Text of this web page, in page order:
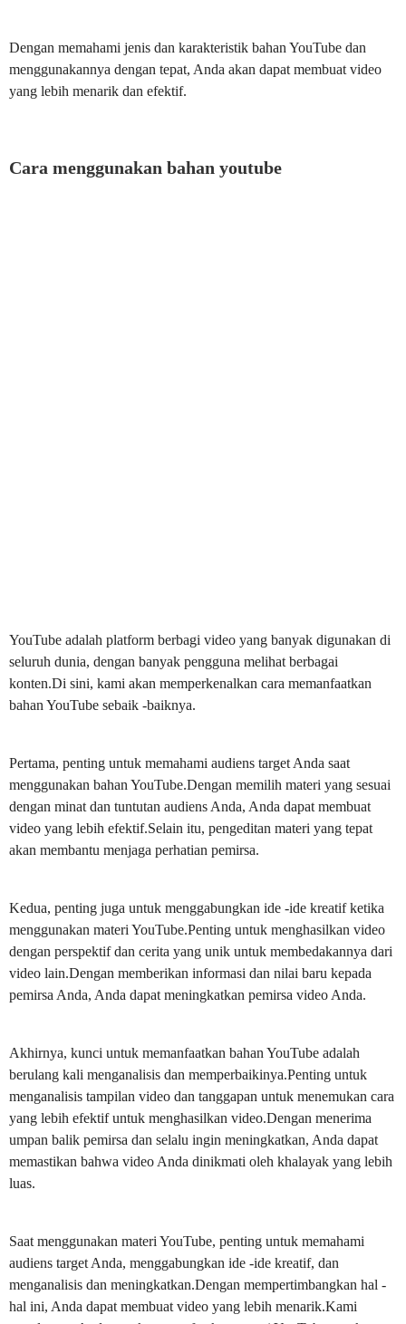
Dengan memahami jenis dan karakteristik bahan YouTube dan
menggunakannya dengan tepat, Anda akan dapat membuat video
yang lebih menarik dan efektif.
Cara menggunakan bahan youtube
YouTube adalah platform berbagi video yang banyak digunakan di
seluruh dunia, dengan banyak pengguna melihat berbagai
konten.Di sini, kami akan memperkenalkan cara memanfaatkan
bahan YouTube sebaik -baiknya.
Pertama, penting untuk memahami audiens target Anda saat
menggunakan bahan YouTube.Dengan memilih materi yang sesuai
dengan minat dan tuntutan audiens Anda, Anda dapat membuat
video yang lebih efektif.Selain itu, pengeditan materi yang tepat
akan membantu menjaga perhatian pemirsa.
Kedua, penting juga untuk menggabungkan ide -ide kreatif ketika
menggunakan materi YouTube.Penting untuk menghasilkan video
dengan perspektif dan cerita yang unik untuk membedakannya dari
video lain.Dengan memberikan informasi dan nilai baru kepada
pemirsa Anda, Anda dapat meningkatkan pemirsa video Anda.
Akhirnya, kunci untuk memanfaatkan bahan YouTube adalah
berulang kali menganalisis dan memperbaikinya.Penting untuk
menganalisis tampilan video dan tanggapan untuk menemukan cara
yang lebih efektif untuk menghasilkan video.Dengan menerima
umpan balik pemirsa dan selalu ingin meningkatkan, Anda dapat
memastikan bahwa video Anda dinikmati oleh khalayak yang lebih
luas.
Saat menggunakan materi YouTube, penting untuk memahami
audiens target Anda, menggabungkan ide -ide kreatif, dan
menganalisis dan meningkatkan.Dengan mempertimbangkan hal -
hal ini, Anda dapat membuat video yang lebih menarik.Kami